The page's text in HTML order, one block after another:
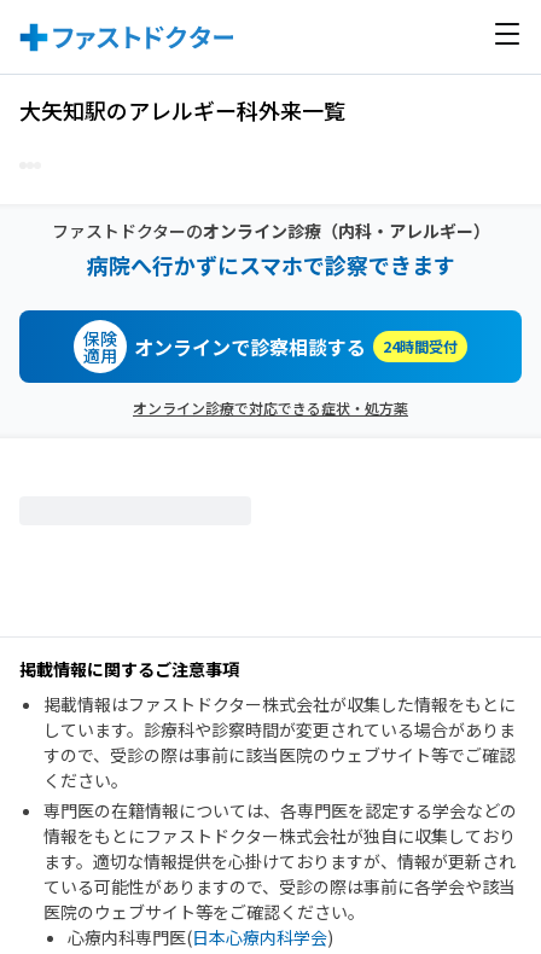
大矢知駅のアレルギー科外来一覧
ファストドクターのオンライン診療（内科・アレルギー）
病院へ行かずにスマホで診察できます
保険
適用 オンラインで診察相談する 24時間受付
オンライン診療で対応できる症状・処方薬
掲載情報に関するご注意事項
掲載情報はファストドクター株式会社が収集した情報をもとに
しています。診療科や診察時間が変更されている場合がありま
すので、受診の際は事前に該当医院のウェブサイト等でご確認
ください。
専門医の在籍情報については、各専門医を認定する学会などの
情報をもとにファストドクター株式会社が独自に収集しており
ます。適切な情報提供を心掛けておりますが、情報が更新され
ている可能性がありますので、受診の際は事前に各学会や該当
医院のウェブサイト等をご確認ください。
心療内科専門医(日本心療内科学会)